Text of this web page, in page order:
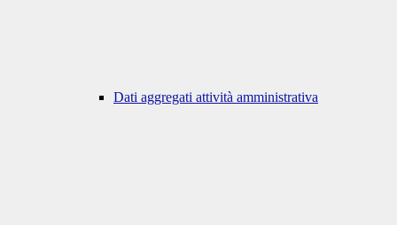
Dati aggregati attività amministrativa